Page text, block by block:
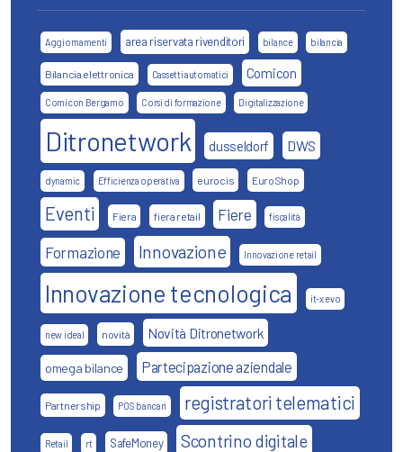
Aggiornamenti area riservata rivenditori bilance bilancia
Bilancia elettronica Cassetti automatici Comicon
Comicon Bergamo Corsi di formazione Digitalizzazione
Ditronetwork dusseldorf DWS
dynamic Efficienza operativa eurocis EuroShop
Eventi Fiera fiera retail Fiere fiscalità
Formazione Innovazione Innovazione retail
Innovazione tecnologica it-x evo
new ideal novità Novità Ditronetwork
omega bilance Partecipazione aziendale
Partnership POS bancari registratori telematici
Retail rt SafeMoney Scontrino digitale